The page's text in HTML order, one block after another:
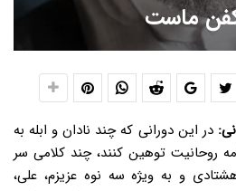
کفن ماست
در این دورانی که چند نادان و ابله به
روحانیت توهین کنند، چند کلامی سر
و به ویژه سه نوه عزیزم، علی،